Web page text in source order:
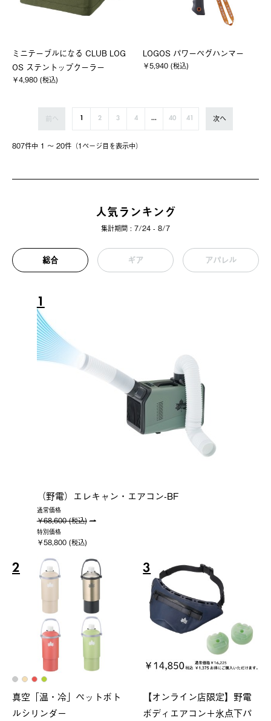
ミニテーブルになる CLUB LOG
OS ステントップクーラー
￥4,980 (税込)
LOGOS パワーペグハンマー
￥5,940 (税込)
807件中 1 〜 20件（1ページ⽬を表⽰中）
前へ 1 2 3 4 ... 40 41 次へ
人気ランキング
集計期間 : 7/24 - 8/7
総合 ギア アパレル
1
（野電）エレキャン・エアコン-BF
通常価格
￥68,600 (税込)
特別価格
￥58,800 (税込)
2
真空「温・冷」ペットボト
ルシリンダー
3
【オンライン店限定】野電
ボディエアコン＋氷点下パ